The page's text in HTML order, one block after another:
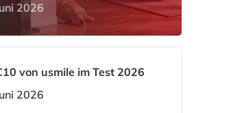
2026
von usmile im Test 2026
2026